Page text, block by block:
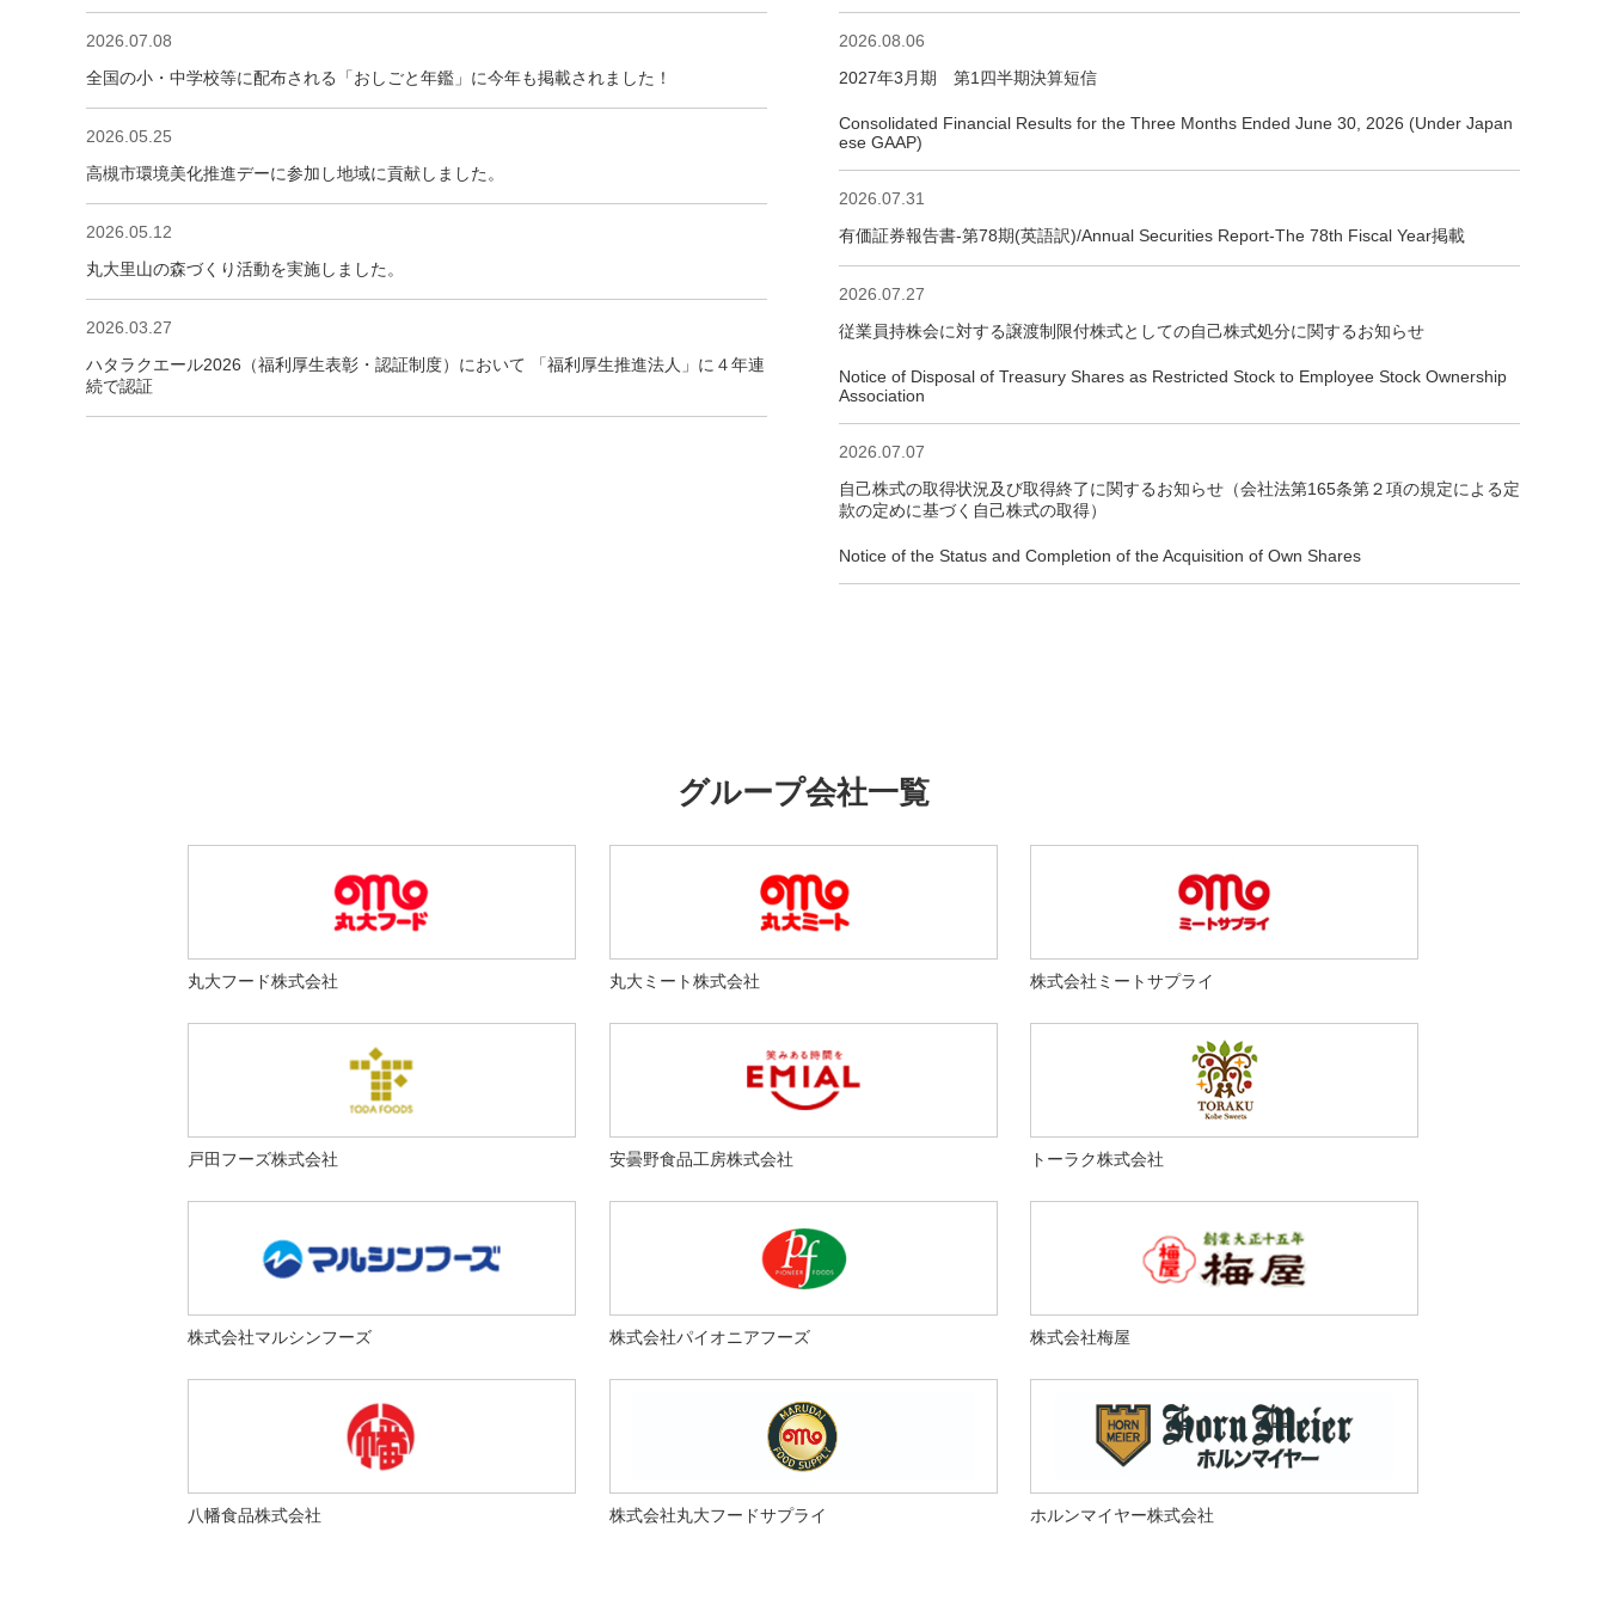
2026.07.08
全国の小・中学校等に配布される「おしごと年鑑」に今年も掲載されました！
2026.05.25
高槻市環境美化推進デーに参加し地域に貢献しました。
2026.05.12
丸大里山の森づくり活動を実施しました。
2026.03.27
ハタラクエール2026（福利厚生表彰・認証制度）において 「福利厚生推進法人」に４年連
続で認証
2026.08.06
2027年3月期 第1四半期決算短信
Consolidated Financial Results for the Three Months Ended June 30, 2026 (Under Japan
ese GAAP)
2026.07.31
有価証券報告書‐第78期(英語訳)/Annual Securities Report‐The 78th Fiscal Year掲載
2026.07.27
従業員持株会に対する譲渡制限付株式としての自己株式処分に関するお知らせ
Notice of Disposal of Treasury Shares as Restricted Stock to Employee Stock Ownership
Association
2026.07.07
自己株式の取得状況及び取得終了に関するお知らせ（会社法第165条第２項の規定による定
款の定めに基づく自己株式の取得）
Notice of the Status and Completion of the Acquisition of Own Shares
グループ会社一覧
丸大フード株式会社 丸大ミート株式会社 株式会社ミートサプライ
戸田フーズ株式会社 安曇野食品工房株式会社 トーラク株式会社
株式会社マルシンフーズ 株式会社パイオニアフーズ 株式会社梅屋
八幡食品株式会社 株式会社丸大フードサプライ ホルンマイヤー株式会社